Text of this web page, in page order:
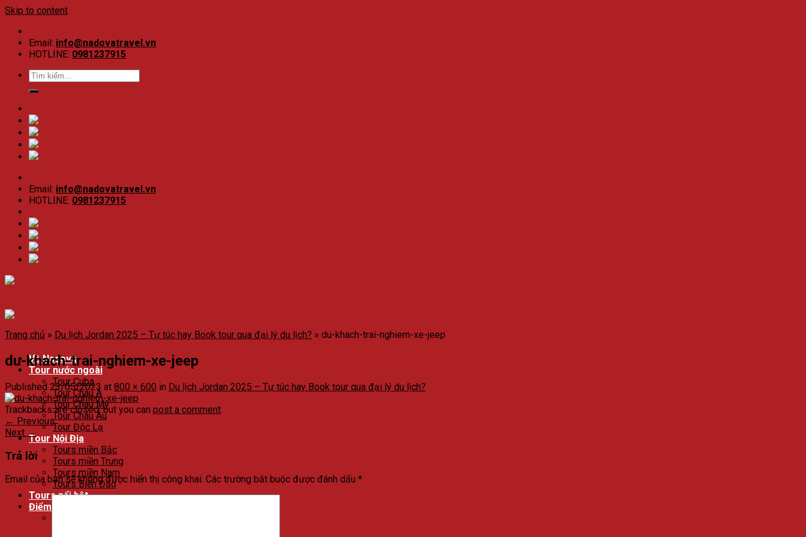
Skip to content
Email: info@nadovatravel.vn
HOTLINE: 0981237915
Email: info@nadovatravel.vn
HOTLINE: 0981237915
Về Nadova
Tour nước ngoài
Tour Cuba
Tour Châu Á
Tour Châu Mỹ
Tour Châu Âu
Tour Độc Lạ
Tour Nội Địa
Tours miền Bắc
Tours miền Trung
Tours miền Nam
Tours Biển Đảo
Tours nổi bật
Điểm đến
Trang chủ » Du lịch Jordan 2025 – Tự túc hay Book tour qua đại lý du lịch? » du-khach-trai-nghiem-xe-jeep
du-khach-trai-nghiem-xe-jeep
Published 23/05/2023 at 800 × 600 in Du lịch Jordan 2025 – Tự túc hay Book tour qua đại lý du lịch?
Trackbacks are closed, but you can post a comment.
← Previous
Next →
Trả lời
Email của bạn sẽ không được hiển thị công khai. Các trường bắt buộc được đánh dấu *